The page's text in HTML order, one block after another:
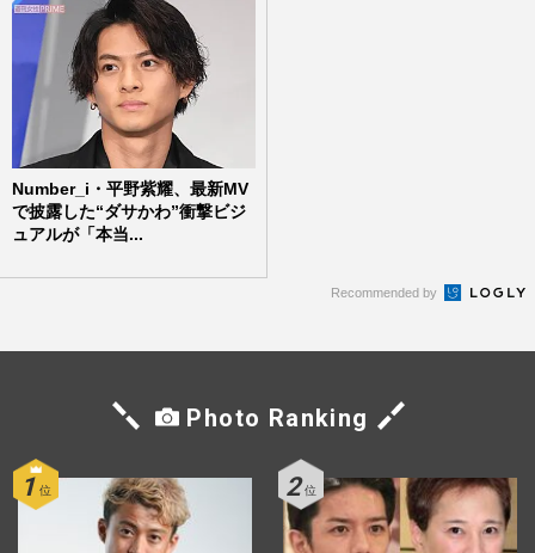
Number_i・平野紫耀、最新MV
で披露した“ダサかわ”衝撃ビジ
ュアルが「本当...
Recommended by
Photo Ranking